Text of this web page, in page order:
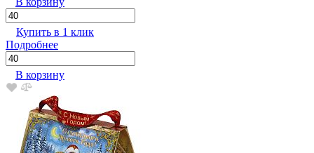
Купить в 1 клик
Подробнее
В корзину